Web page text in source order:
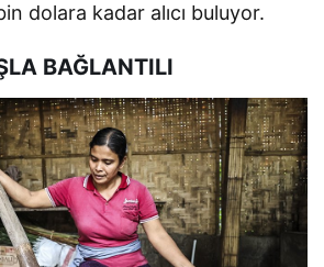
dolara kadar alıcı buluyor.
BAĞLANTILI